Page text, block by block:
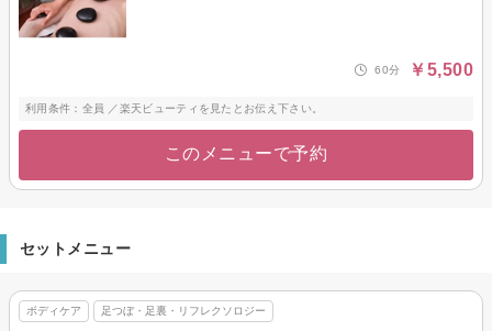
60分 ￥5,500
利用条件：全員 ／楽天ビューティを見たとお伝え下さい。
このメニューで予約
セットメニュー
ボディケア 足つぼ・足裏・リフレクソロジー